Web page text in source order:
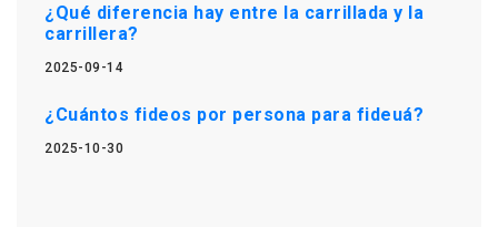
¿Qué diferencia hay entre la carrillada y la
carrillera?
2025-09-14
¿Cuántos fideos por persona para fideuá?
2025-10-30